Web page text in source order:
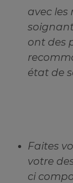
avec les
ont des
état de
Faites
votre
ci